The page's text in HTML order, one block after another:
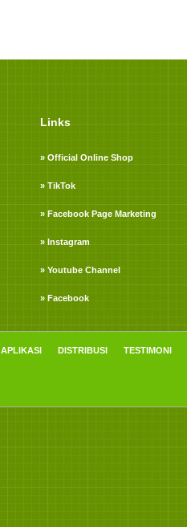
Links
» Official Online Shop
» TikTok
» Facebook Page Marketing
» Instagram
» Youtube Channel
» Facebook
APLIKASI DISTRIBUSI TESTIMONI